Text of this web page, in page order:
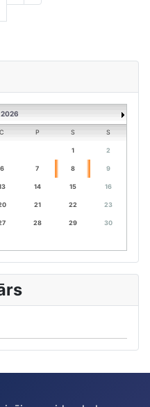
C P S S
1 2
6 7 8 9
14 15 16
21 22 23
28 29 30